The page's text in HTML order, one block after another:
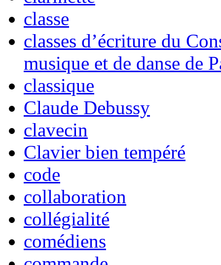
classe
classes d’écriture du
musique et de danse de
classique
Claude Debussy
clavecin
Clavier bien tempéré
code
collaboration
collégialité
comédiens